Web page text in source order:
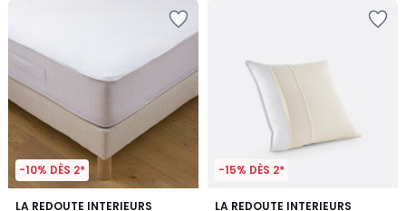
-10% DÈS 2*
LA REDOUTE INTERIEURS
4,1
-15% DÈS 2*
LA REDOUTE INTERIEURS
4,2